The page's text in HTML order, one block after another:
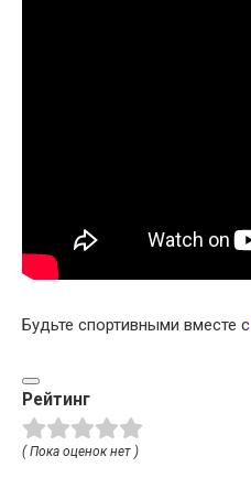
Будьте спортивными вместе с
Рейтинг
( Пока оценок нет )